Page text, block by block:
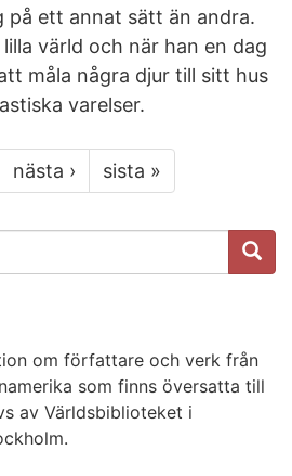
på ett annat sätt än andra.
värld och när han en dag
måla några djur till sitt hus
varelser.
nästa › sista »
om författare och verk från
som finns översatta till
av Världsbiblioteket i